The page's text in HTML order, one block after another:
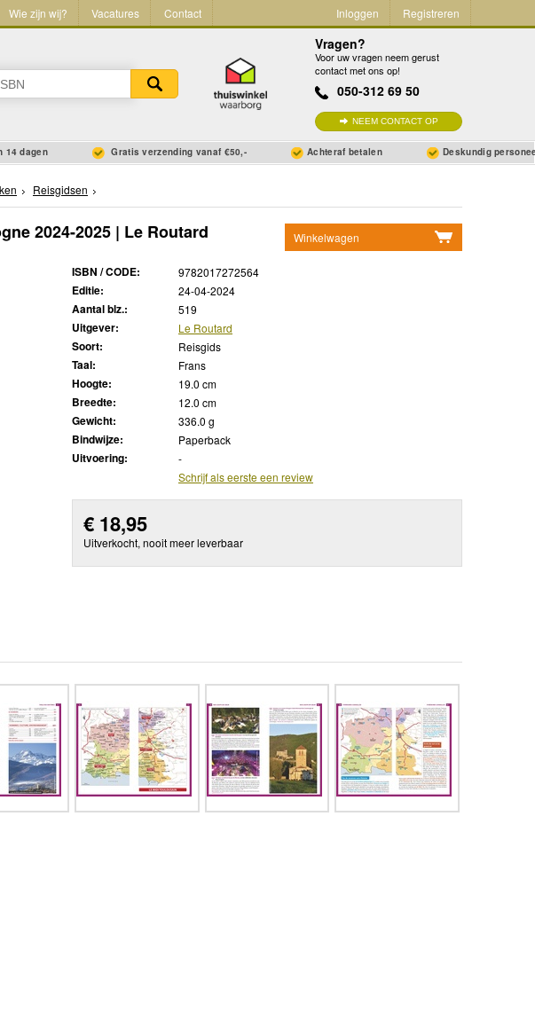
Wie zijn wij? Vacatures Contact Inloggen Registreren
Vragen?
Voor uw vragen neem gerust
contact met ons op!
050-312 69 50
NEEM CONTACT OP
14 dagen Gratis verzending vanaf €50,- Achteraf betalen Deskundig
Reisgidsen
Winkelwagen
2024-2025 | Le Routard
ISBN / CODE: 9782017272564
Editie: 24-04-2024
Aantal blz.: 519
Uitgever: Le Routard
Soort: Reisgids
Taal: Frans
Hoogte: 19.0 cm
Breedte: 12.0 cm
Gewicht: 336.0 g
Bindwijze: Paperback
Uitvoering:
-
Schrijf als eerste een review
€ 18,95
Uitverkocht, nooit meer leverbaar